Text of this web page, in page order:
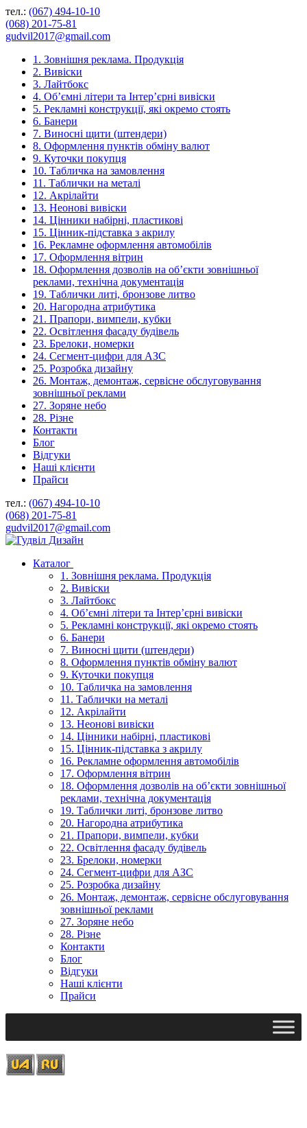
тел.: (067) 494-10-10
(068) 201-75-81
gudvil2017@gmail.com
1. Зовнішня реклама. Продукція
2. Вивіски
3. Лайтбокс
4. Об’ємні літери та Інтер’єрні вивіски
5. Рекламні конструкції, які окремо стоять
6. Банери
7. Виносні щити (штендери)
8. Оформлення пунктів обміну валют
9. Куточки покупця
10. Табличка на замовлення
11. Таблички на металі
12. Акрілайти
13. Неонові вивіски
14. Цінники набірні, пластикові
15. Цінник-підставка з акрилу
16. Рекламне оформлення автомобілів
17. Оформлення вітрин
18. Оформлення дозволів на об’єкти зовнішньої
реклами, технічна документація
19. Таблички литі, бронзове литво
20. Нагородна атрибутика
21. Прапори, вимпели, кубки
22. Освітлення фасаду будівель
23. Брелоки, номерки
24. Сегмент-цифри для АЗС
25. Розробка дизайну
26. Монтаж, демонтаж, сервісне обслуговування
зовнішньої реклами
27. Зоряне небо
28. Різне
Контакти
Блог
Відгуки
Наші клієнти
Прайси
тел.: (067) 494-10-10
(068) 201-75-81
gudvil2017@gmail.com
Каталог
1. Зовнішня реклама. Продукція
2. Вивіски
3. Лайтбокс
4. Об’ємні літери та Інтер’єрні вивіски
5. Рекламні конструкції, які окремо стоять
6. Банери
7. Виносні щити (штендери)
8. Оформлення пунктів обміну валют
9. Куточки покупця
10. Табличка на замовлення
11. Таблички на металі
12. Акрілайти
13. Неонові вивіски
14. Цінники набірні, пластикові
15. Цінник-підставка з акрилу
16. Рекламне оформлення автомобілів
17. Оформлення вітрин
18. Оформлення дозволів на об’єкти зовнішньої
реклами, технічна документація
19. Таблички литі, бронзове литво
20. Нагородна атрибутика
21. Прапори, вимпели, кубки
22. Освітлення фасаду будівель
23. Брелоки, номерки
24. Сегмент-цифри для АЗС
25. Розробка дизайну
26. Монтаж, демонтаж, сервісне обслуговування
зовнішньої реклами
27. Зоряне небо
28. Різне
Контакти
Блог
Відгуки
Наші клієнти
Прайси